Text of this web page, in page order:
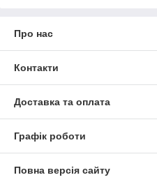
Про нас
Контакти
Доставка та оплата
Графік роботи
Повна версія сайту